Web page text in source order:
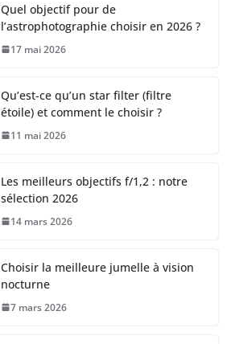
Quel objectif pour de
l’astrophotographie choisir en 2026 ?
17 mai 2026
Qu’est-ce qu’un star filter (filtre
étoile) et comment le choisir ?
11 mai 2026
Les meilleurs objectifs f/1,2 : notre
sélection 2026
14 mars 2026
Choisir la meilleure jumelle à vision
nocturne
7 mars 2026